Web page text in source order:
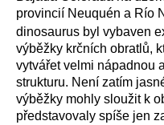
provincií Neuquén a Río
dinosaurus byl vybaven
výběžky krčních obratlů,
vytvářet velmi nápadnou
strukturu. Není zatím
výběžky mohly sloužit k
představovaly spíše jen